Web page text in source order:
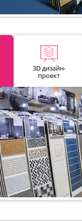
3D дизайн-
проект